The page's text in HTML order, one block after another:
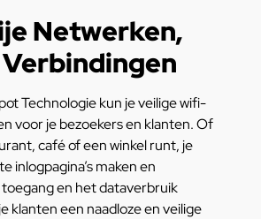
Netwerken,
Technologie kun je veilige wifi-
voor je bezoekers en klanten. Of
café of een winkel runt, je
inlogpagina’s maken en
en het dataverbruik
klanten een naadloze en veilige